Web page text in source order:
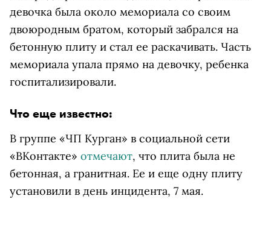
девочка была около мемориала со своим
двоюродным братом, который забрался на
бетонную плиту и стал ее раскачивать. Часть
мемориала упала прямо на девочку, ребенка
госпитализировали.
Что еще известно:
В группе «ЧП Курган» в социальной сети
«ВКонтакте» отмечают, что плита была не
бетонная, а гранитная. Ее и еще одну плиту
установили в день инцидента, 7 мая.